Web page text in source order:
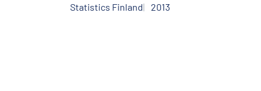
Statistics Finland 2013